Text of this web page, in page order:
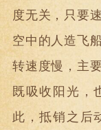
度无关，只要
空中的人造飞
转速度慢，主
既吸收阳光，
此，抵销之后